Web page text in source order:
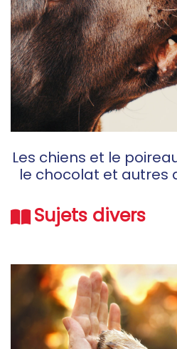
Les chiens et le
le chocolat et autres
Sujets divers